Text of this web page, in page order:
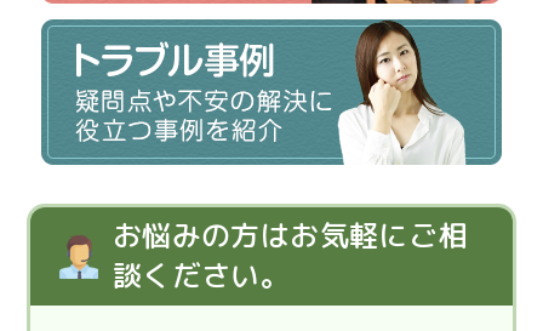
お悩みの方はお気軽にご相
談ください。